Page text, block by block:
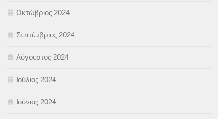
Οκτώβριος 2024
Σεπτέμβριος 2024
Αύγουστος 2024
Ιούλιος 2024
Ιούνιος 2024